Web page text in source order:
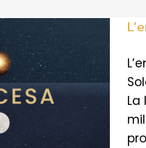
La